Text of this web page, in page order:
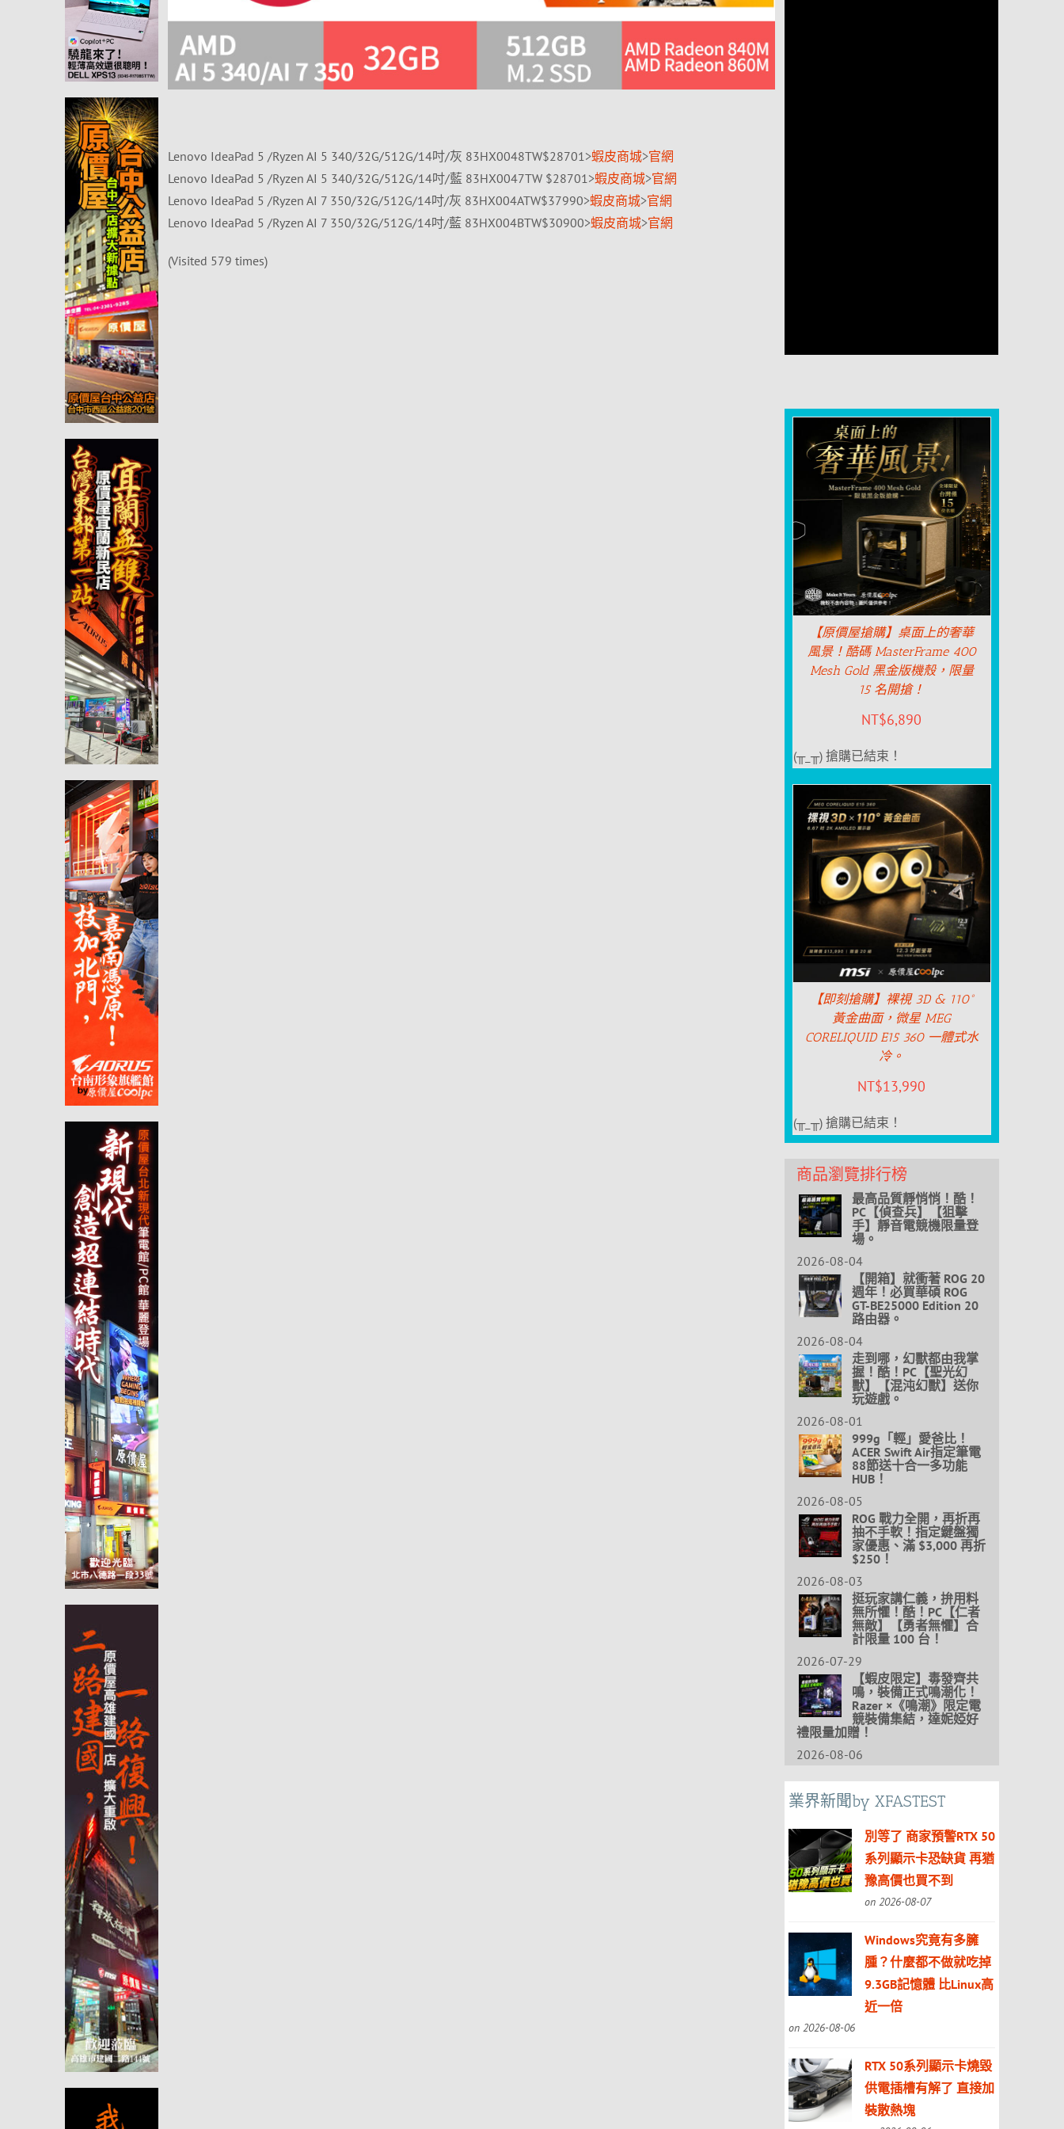
Lenovo IdeaPad 5 /Ryzen AI 5 340/32G/512G/14吋/灰 83HX0048TW$28701>蝦皮商城>官網
Lenovo IdeaPad 5 /Ryzen AI 5 340/32G/512G/14吋/藍 83HX0047TW $28701>蝦皮商城>官網
Lenovo IdeaPad 5 /Ryzen AI 7 350/32G/512G/14吋/灰 83HX004ATW$37990>蝦皮商城>官網
Lenovo IdeaPad 5 /Ryzen AI 7 350/32G/512G/14吋/藍 83HX004BTW$30900>蝦皮商城>官網
(Visited 579 times)
【原價屋搶購】桌面上的奢華
風景！酷碼 MasterFrame 400
Mesh Gold 黑金版機殼，限量
15 名開搶！
NT$6,890
(╥_╥) 搶購已結束！
【即刻搶購】裸視 3D & 110°
黃金曲面，微星 MEG
CORELIQUID E15 360 一體式水
冷。
NT$13,990
(╥_╥) 搶購已結束！
商品瀏覽排行榜
最高品質靜悄悄！酷！
PC【偵查兵】【狙擊
手】靜音電競機限量登
場。
2026-08-04
【開箱】就衝著 ROG 20
週年！必買華碩 ROG
GT-BE25000 Edition 20
路由器。
2026-08-04
走到哪，幻獸都由我掌
握！酷！PC【聖光幻
獸】【混沌幻獸】送你
玩遊戲。
2026-08-01
999g「輕」愛爸比！
ACER Swift Air指定筆電
88節送十合一多功能
HUB！
2026-08-05
ROG 戰力全開，再折再
抽不手軟！指定鍵盤獨
家優惠、滿 $3,000 再折
$250！
2026-08-03
挺玩家講仁義，拚用料
無所懼！酷！PC【仁者
無敵】【勇者無懼】合
計限量 100 台！
2026-07-29
【蝦皮限定】毒發齊共
鳴，裝備正式鳴潮化！
Razer ×《鳴潮》限定電
競裝備集結，達妮婭好
禮限量加贈！
2026-08-06
業界新聞by XFASTEST
別等了 商家預警RTX 50
系列顯示卡恐缺貨 再猶
豫高價也買不到
on 2026-08-07
Windows究竟有多臃
腫？什麼都不做就吃掉
9.3GB記憶體 比Linux高
近一倍
on 2026-08-06
RTX 50系列顯示卡燒毀
供電插槽有解了 直接加
裝散熱塊